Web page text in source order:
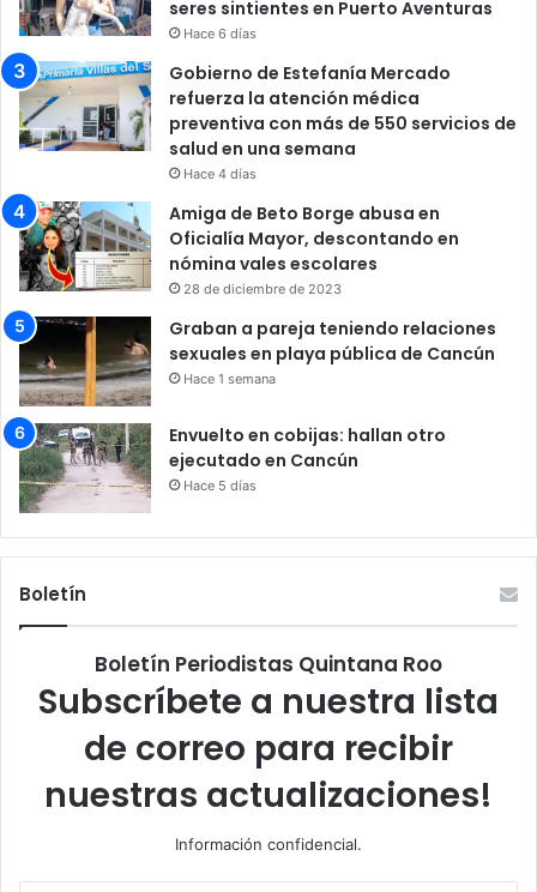
seres sintientes en Puerto Aventuras
Hace 6 días
Gobierno de Estefanía Mercado
refuerza la atención médica
preventiva con más de 550 servicios de
salud en una semana
Hace 4 días
Amiga de Beto Borge abusa en
Oficialía Mayor, descontando en
nómina vales escolares
28 de diciembre de 2023
Graban a pareja teniendo relaciones
sexuales en playa pública de Cancún
Hace 1 semana
Envuelto en cobijas: hallan otro
ejecutado en Cancún
Hace 5 días
Boletín
Boletín Periodistas Quintana Roo
Subscríbete a nuestra lista
de correo para recibir
nuestras actualizaciones!
Información confidencial.